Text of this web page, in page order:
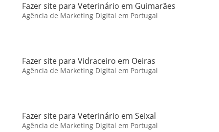
Fazer site para Veterinário em Guimarães
Agência de Marketing Digital em Portugal
Fazer site para Vidraceiro em Oeiras
Agência de Marketing Digital em Portugal
Fazer site para Veterinário em Seixal
Agência de Marketing Digital em Portugal